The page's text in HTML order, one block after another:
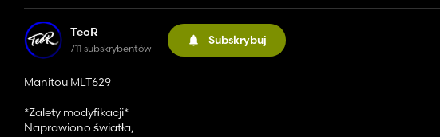
TeoR
711 subskrybentów
Subskrybuj
Manitou MLT629
*Zalety modyfikacji*
Naprawiono światła,